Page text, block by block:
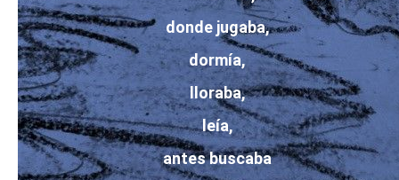
donde jugaba,
dormía,
lloraba,
leía,
antes buscaba